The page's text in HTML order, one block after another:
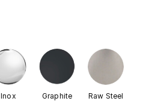
Inox
Graphite
Raw Steel